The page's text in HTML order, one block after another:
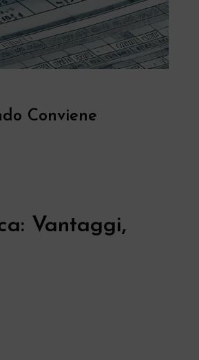
Conviene
Vantaggi,